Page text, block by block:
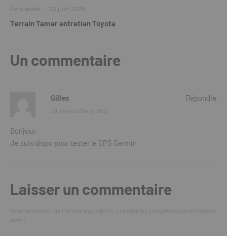
Actualités · 22 juin 2026
Terrain Tamer entretien Toyota
Un commentaire
Gilles
30 janvier 2014 à 13h12
Bonjour,
Je suis dispo pour tester le GPS Garmin
Répondre
Laisser un commentaire